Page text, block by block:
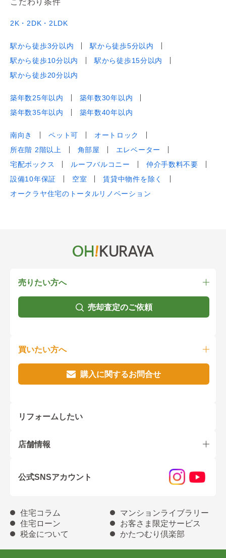
2K・2DK・2LDK
駅から徒歩3分以内
駅から徒歩5分以内
駅から徒歩10分以内
駅から徒歩15分以内
駅から徒歩20分以内
築年数25年以内
築年数30年以内
築年数35年以内
築年数40年以内
南向き ペット可
オートロック
所在階 2階以上
角部屋
エレベーター
宅配ボックス
ルーフバルコニー
仲介手数料不要
設備10年保証
空室
賃貸中物件を除く
オークラヤ住宅のトータルリノベーション
売りたい方へ
売却査定のご依頼
買いたい方へ
購入に関するお問合せ
リフォームしたい
店舗情報
公式SNSアカウント
住宅コラム
マンションライブラリー
住宅ローン
お客さま限定サービス
税金について
かたつむり倶楽部